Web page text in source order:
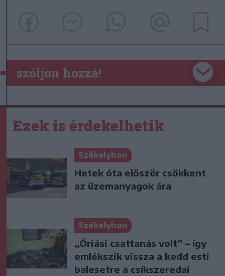
szóljon hozzá!
Ezek is érdekelhetik
Székelyhon
Hetek óta először csökkent
az üzemanyagok ára
Székelyhon
„Óriási csattanás volt” – így
emlékszik vissza a kedd esti
balesetre a csíkszeredai